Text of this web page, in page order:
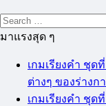
Search
for:
มาแรงสุด ๆ
เกมเรียงคำ ชุด
ต่างๆ ของร่างก
เกมเรียงคำ ชุด